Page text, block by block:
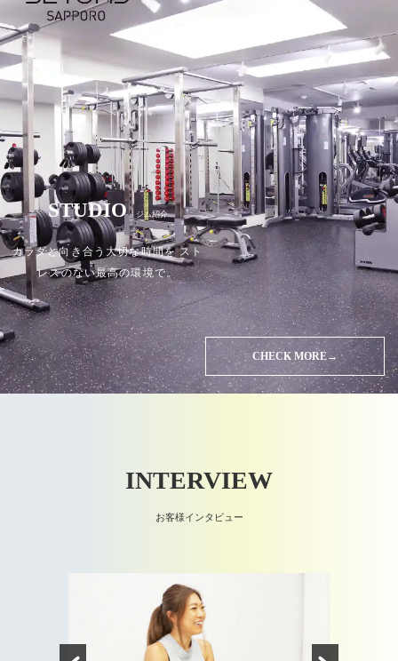
STUDIO ジム紹介
カラダと向き合う大切な時間をスト
レスのない最高の環境で。
CHECK MORE→
INTERVIEW
お客様インタビュー